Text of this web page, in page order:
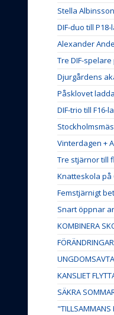
Stella
DIF-duo till
Alexander
Tre DIF-
Djurgårdens
Påsklovet
DIF-trio till F16-
Vinterdagen +
Tre stjärnor till
Knatteskola på
Femstjärnigt
Snart öppnar
KOMBINERA
KANSLIET
SÄKRA
"TILLSAMMANS